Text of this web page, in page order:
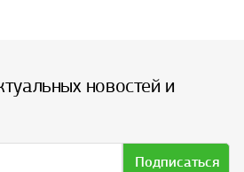
новостей и
Подписаться